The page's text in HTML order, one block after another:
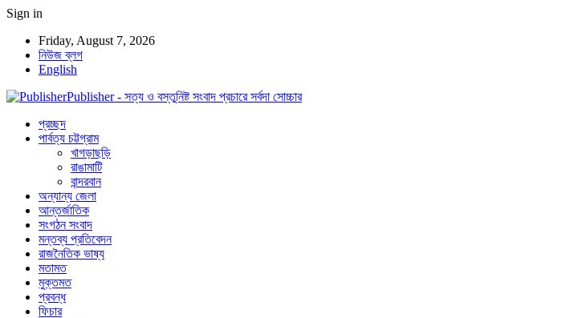
Sign in
Friday, August 7, 2026
নিউজ ব্লগ
English
Publisher - সত্য ও বস্তুনিষ্ট সংবাদ প্রচারে সর্বদা সোচ্চার
প্রচ্ছদ
পার্বত্য চট্টগ্রাম
খাগড়াছড়ি
রাঙামাটি
বান্দরবান
অন্যান্য জেলা
আন্তর্জাতিক
সংগঠন সংবাদ
মন্তব্য প্রতিবেদন
রাজনৈতিক ভাষ্য
মতামত
মুক্তমত
প্রবন্ধ
ফিচার